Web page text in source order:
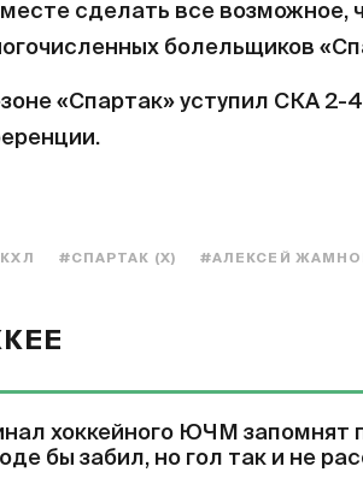
сделать все возможное,
болельщиков
«Спартак» уступил СКА 2-
#СПАРТАК (Х) #АЛЕКСЕЙ
хоккейного ЮЧМ запомнят
бы забил, но гол так и не